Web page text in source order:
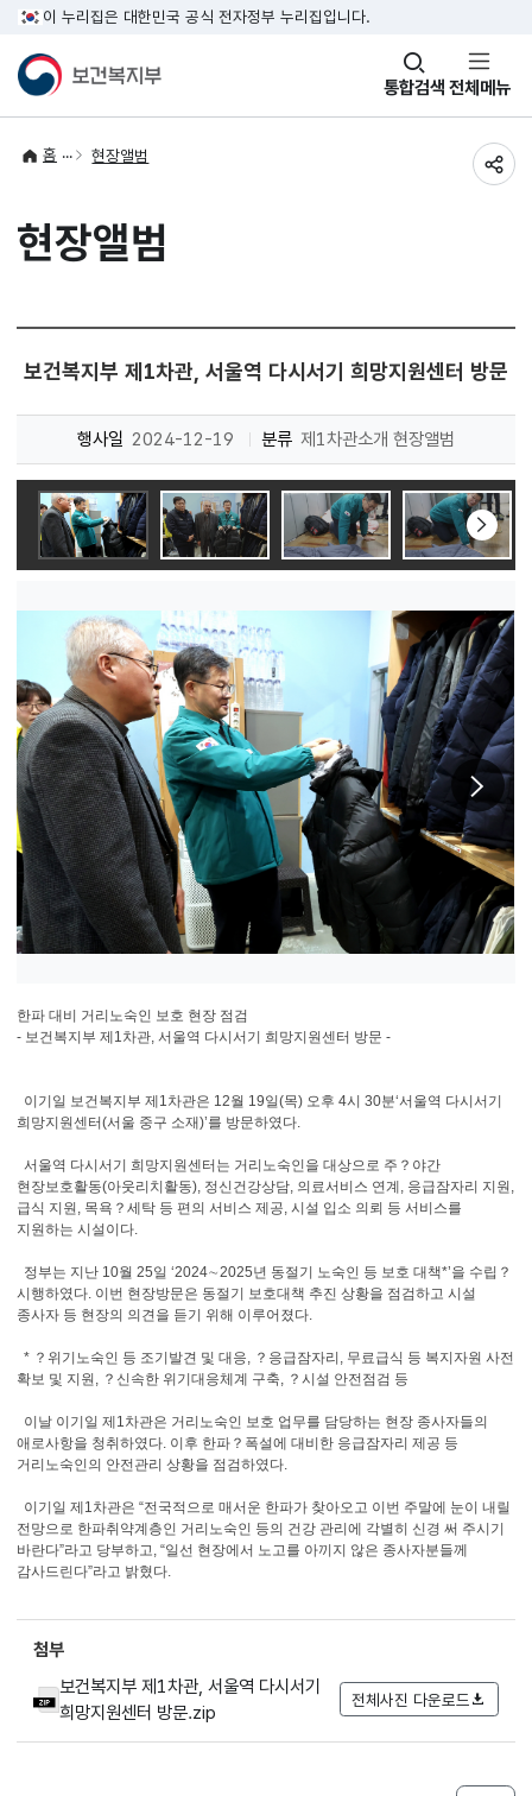
이 누리집은 대한민국 공식 전자정부 누리집입니다.
통합검색
창
열기 전체메뉴
홈 현장앨범
현장앨범
보건복지부 제1차관, 서울역 다시서기 희망지원센터 방문
행사일 2024-12-19 분류 제1차관소개 현장앨범
다음
슬라
이동
다
한파 대비 거리노숙인 보호 현장 점검
- 보건복지부 제1차관, 서울역 다시서기 희망지원센터 방문 -
이기일 보건복지부 제1차관은 12월 19일(목) 오후 4시 30분‘서울역 다시서기
희망지원센터(서울 중구 소재)’를 방문하였다.
서울역 다시서기 희망지원센터는 거리노숙인을 대상으로 주？야간
현장보호활동(아웃리치활동), 정신건강상담, 의료서비스 연계, 응급잠자리 지원,
급식 지원, 목욕？세탁 등 편의 서비스 제공, 시설 입소 의뢰 등 서비스를
지원하는 시설이다.
정부는 지난 10월 25일 ‘2024∼2025년 동절기 노숙인 등 보호 대책*’을 수립？
시행하였다. 이번 현장방문은 동절기 보호대책 추진 상황을 점검하고 시설
종사자 등 현장의 의견을 듣기 위해 이루어졌다.
* ？위기노숙인 등 조기발견 및 대응, ？응급잠자리, 무료급식 등 복지자원 사전
확보 및 지원, ？신속한 위기대응체계 구축, ？시설 안전점검 등
이날 이기일 제1차관은 거리노숙인 보호 업무를 담당하는 현장 종사자들의
애로사항을 청취하였다. 이후 한파？폭설에 대비한 응급잠자리 제공 등
거리노숙인의 안전관리 상황을 점검하였다.
이기일 제1차관은 “전국적으로 매서운 한파가 찾아오고 이번 주말에 눈이 내릴
전망으로 한파취약계층인 거리노숙인 등의 건강 관리에 각별히 신경 써 주시기
바란다”라고 당부하고, “일선 현장에서 노고를 아끼지 않은 종사자분들께
감사드린다”라고 밝혔다.
첨부
보건복지부 제1차관, 서울역 다시서기
희망지원센터 방문.zip
전체사진 다운로드